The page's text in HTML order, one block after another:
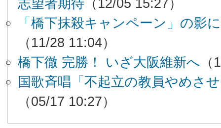
志望者期待 （12/05 15:27）
「橋下抹殺キャンペーン」の影
（11/28 11:04）
橋下徹 完勝！ いざ大阪維新へ
国歌斉唱「不起立の教員やめさ
（05/17 10:27）